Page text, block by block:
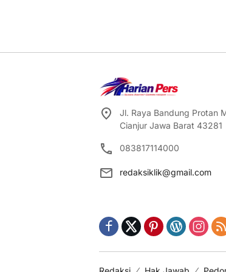
Jl. Raya Bandung Protan
Cianjur Jawa Barat 43281
083817114000
redaksiklik@gmail.com